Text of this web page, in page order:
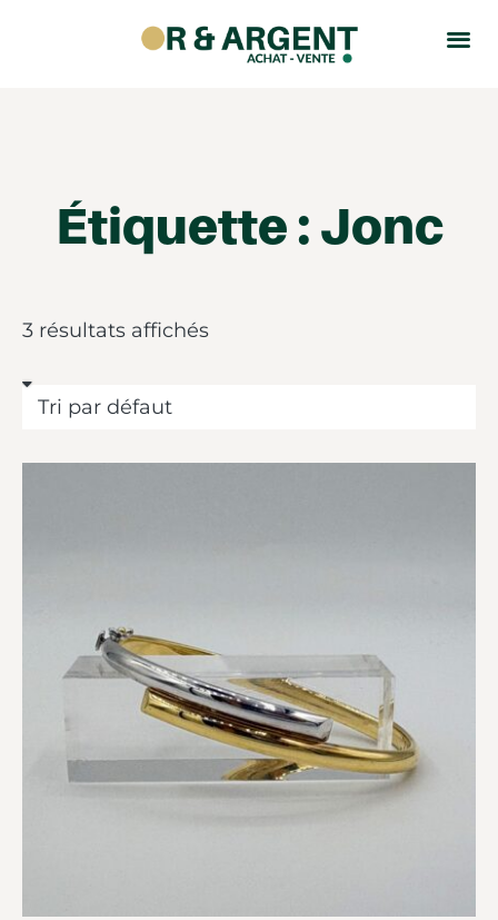
Étiquette : Jonc
3 résultats affichés